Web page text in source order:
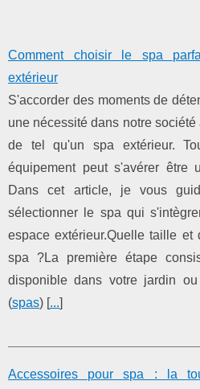
Comment choisir le spa
extérieur
S'accorder des moments de
une nécessité dans notre
de tel qu'un spa extérieur.
équipement peut s'avérer être
Dans cet article, je vous
sélectionner le spa qui
espace extérieur.Quelle taille et
spa ?La première étape
disponible dans votre jardin
(spas) [...]
Accessoires pour spa : la